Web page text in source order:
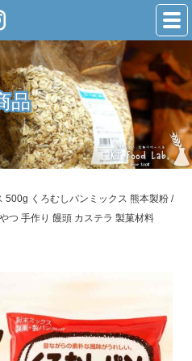
品
品
500g くろむしパンミックス 熊本製粉 /
つ 手作り 饅頭 カステラ 製菓材料